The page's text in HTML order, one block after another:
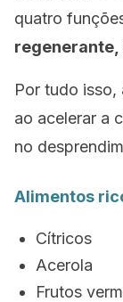
quatro
Por tudo
ao acelerar a
no
Alimentos
Cítricos
Acerola
Frutos